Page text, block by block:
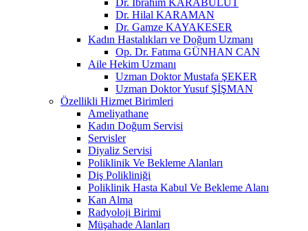
Dr. Hilal KARAMAN
Dr. Gamze KAYAKESER
Kadın Hastalıkları ve Doğum Uzmanı
Op. Dr. Fatıma GÜNHAN CAN
Aile Hekim Uzmanı
Uzman Doktor Mustafa ŞEKER
Uzman Doktor Yusuf ŞİŞMAN
Özellikli Hizmet Birimleri
Ameliyathane
Kadın Doğum Servisi
Servisler
Diyaliz Servisi
Poliklinik Ve Bekleme Alanları
Diş Polikliniği
Poliklinik Hasta Kabul Ve Bekleme Alanı
Kan Alma
Radyoloji Birimi
Müşahade Alanları